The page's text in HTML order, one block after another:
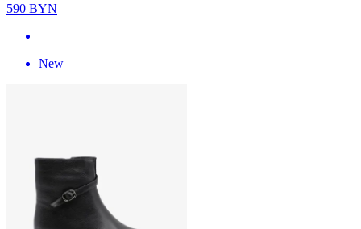
590 BYN
New